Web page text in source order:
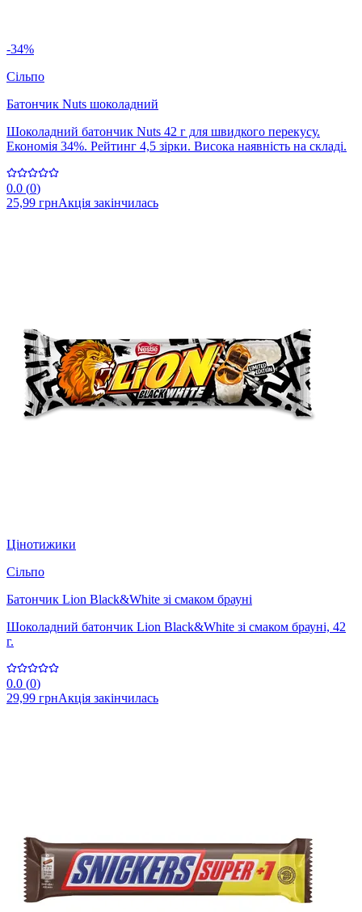
-34%
Сільпо
Батончик Nuts шоколадний
Шоколадний батончик Nuts 42 г для швидкого перекусу.
Економія 34%. Рейтинг 4,5 зірки. Висока наявність на складі.
0.0 (0)
25,99 грнАкція закінчилась
Цінотижики
Сільпо
Батончик Lion Black&White зі смаком брауні
Шоколадний батончик Lion Black&White зі смаком брауні, 42
г.
0.0 (0)
29,99 грнАкція закінчилась